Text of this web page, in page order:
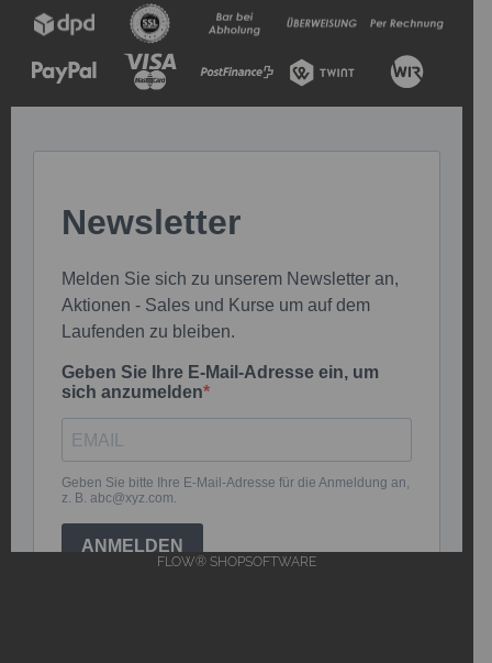
FLOW® SHOPSOFTWARE